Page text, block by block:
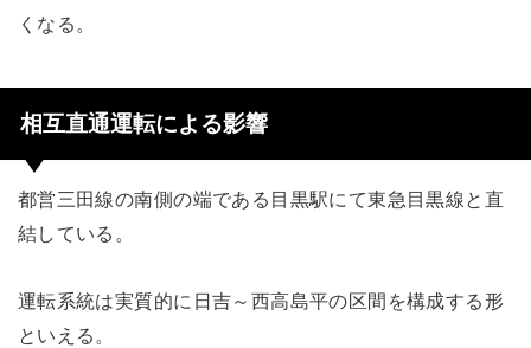
くなる。
相互直通運転による影響
都営三田線の南側の端である目黒駅にて東急目黒線と直
結している。
運転系統は実質的に日吉～西高島平の区間を構成する形
といえる。